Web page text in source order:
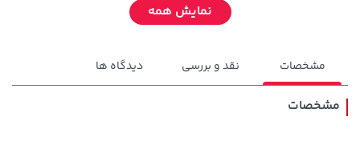
نمایش همه
مشخصات نقد و بررسی دیدگاه ها
مشخصات